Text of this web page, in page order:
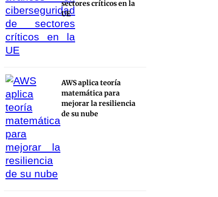
sectores críticos en la
UE
AWS aplica teoría
matemática para
mejorar la resiliencia
de su nube